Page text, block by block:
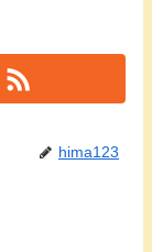
hima123